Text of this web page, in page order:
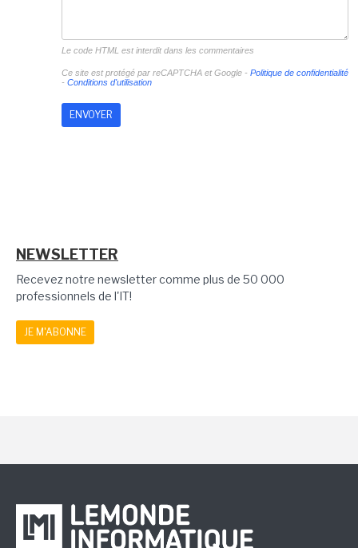
Le code HTML est interdit dans les commentaires
Ce site est protégé par reCAPTCHA et Google - Politique de confidentialité
- Conditions d'utilisation
NEWSLETTER
Recevez notre newsletter comme plus de 50 000
professionnels de l'IT!
JE M'ABONNE